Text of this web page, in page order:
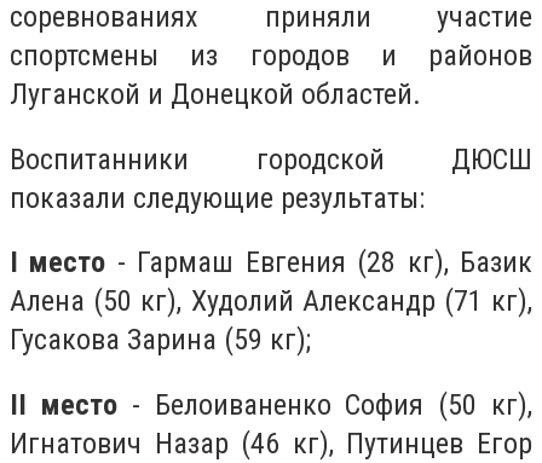
соревнованиях приняли участие
спортсмены из городов и районов
Луганской и Донецкой областей.
Воспитанники городской ДЮСШ
показали следующие результаты:
I место - Гармаш Евгения (28 кг), Базик
Алена (50 кг), Худолий Александр (71 кг),
Гусакова Зарина (59 кг);
II место- Белоиваненко София (50 кг),
Игнатович Назар (46 кг), Путинцев Егор